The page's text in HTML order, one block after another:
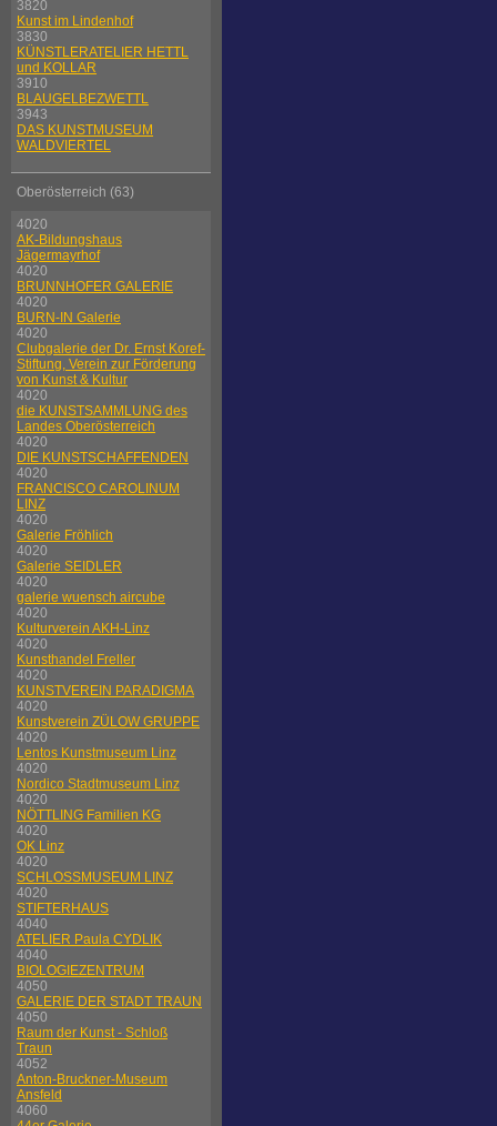
3820
Kunst im Lindenhof
3830
KÜNSTLERATELIER HETTL
und KOLLAR
3910
BLAUGELBEZWETTL
3943
DAS KUNSTMUSEUM
WALDVIERTEL
Oberösterreich (63)
4020
AK-Bildungshaus
Jägermayrhof
4020
BRUNNHOFER GALERIE
4020
BURN-IN Galerie
4020
Clubgalerie der Dr. Ernst Koref-
Stiftung, Verein zur Förderung
von Kunst & Kultur
4020
die KUNSTSAMMLUNG des
Landes Oberösterreich
4020
DIE KUNSTSCHAFFENDEN
4020
FRANCISCO CAROLINUM
LINZ
4020
Galerie Fröhlich
4020
Galerie SEIDLER
4020
galerie wuensch aircube
4020
Kulturverein AKH-Linz
4020
Kunsthandel Freller
4020
KUNSTVEREIN PARADIGMA
4020
Kunstverein ZÜLOW GRUPPE
4020
Lentos Kunstmuseum Linz
4020
Nordico Stadtmuseum Linz
4020
NÖTTLING Familien KG
4020
OK Linz
4020
SCHLOSSMUSEUM LINZ
4020
STIFTERHAUS
4040
ATELIER Paula CYDLIK
4040
BIOLOGIEZENTRUM
4050
GALERIE DER STADT TRAUN
4050
Raum der Kunst - Schloß
Traun
4052
Anton-Bruckner-Museum
Ansfeld
4060